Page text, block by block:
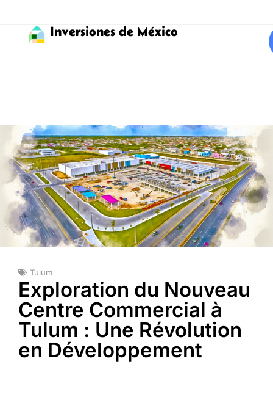
Inversiones de México
Tulum
Exploration du Nouveau
Centre Commercial à
Tulum : Une Révolution
en Développement